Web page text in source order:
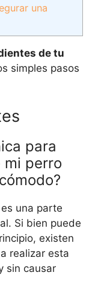
una
de tu
simples pasos
para
perro
una parte
Si bien puede
existen
realizar esta
sin causar